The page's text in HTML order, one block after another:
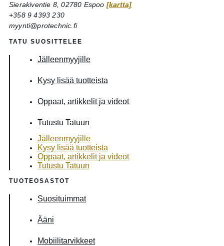
Sierakiventie 8, 02780 Espoo [kartta]
+358 9 4393 230
myynti@protechnic.fi
TATU SUOSITTELEE
Jälleenmyyjille
Kysy lisää tuotteista
Oppaat, artikkelit ja videot
Tutustu Tatuun
Jälleenmyyjille
Kysy lisää tuotteista
Oppaat, artikkelit ja videot
Tutustu Tatuun
TUOTEOSASTOT
Suosituimmat
Ääni
Mobiilitarvikkeet